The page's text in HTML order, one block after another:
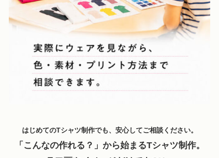
はじめてのTシャツ制作でも、安心してご相談ください。
「こんなの作れる？」から始まるTシャツ制作。